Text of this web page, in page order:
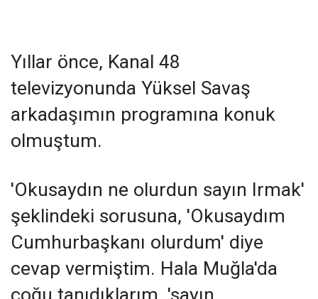
Yıllar önce, Kanal 48
televizyonunda Yüksel Savaş
arkadaşımın programına konuk
olmuştum.
'Okusaydın ne olurdun sayın Irmak'
şeklindeki sorusuna, 'Okusaydım
Cumhurbaşkanı olurdum' diye
cevap vermiştim. Hala Muğla'da